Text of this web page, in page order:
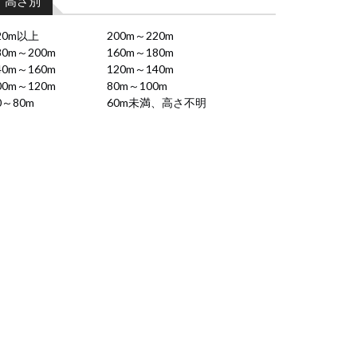
以上
200m～220m
～200m
160m～180m
～160m
120m～140m
～120m
80m～100m
80m
60m未満、高さ不明